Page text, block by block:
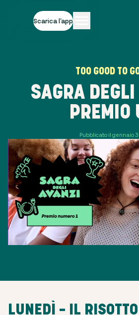
Scarica l'app
TOO GOOD TO
SAGRA
PREMIO
Pubblicato il gennaio
LUNEDÌ – IL RISOTTO